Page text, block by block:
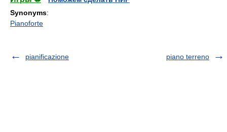
Synonyms:
Pianoforte
pianificazione piano terreno